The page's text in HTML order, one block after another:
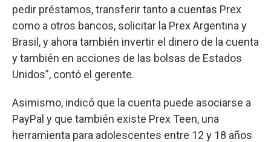
pedir préstamos, transferir tanto a cuentas Prex
como a otros bancos, solicitar la Prex Argentina y
Brasil, y ahora también invertir el dinero de la cuenta
y también en acciones de las bolsas de Estados
Unidos”, contó el gerente.
Asimismo, indicó que la cuenta puede asociarse a
PayPal y que también existe Prex Teen, una
herramienta para adolescentes entre 12 y 18 años